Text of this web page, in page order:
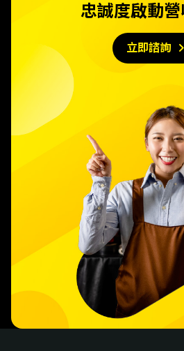
忠誠度啟動
立即諮詢 keyboard_arrow_right